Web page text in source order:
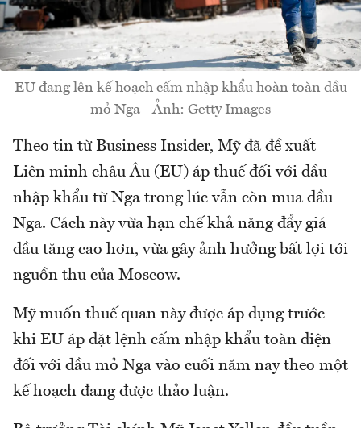
EU đang lên kế hoạch cấm nhập khẩu hoàn toàn dầu
mỏ Nga - Ảnh: Getty Images
Theo tin từ Business Insider, Mỹ đã đề xuất
Liên minh châu Âu (EU) áp thuế đối với dầu
nhập khẩu từ Nga trong lúc vẫn còn mua dầu
Nga. Cách này vừa hạn chế khả năng đẩy giá
dầu tăng cao hơn, vừa gây ảnh hưởng bất lợi tới
nguồn thu của Moscow.
Mỹ muốn thuế quan này được áp dụng trước
khi EU áp đặt lệnh cấm nhập khẩu toàn diện
đối với dầu mỏ Nga vào cuối năm nay theo một
kế hoạch đang được thảo luận.